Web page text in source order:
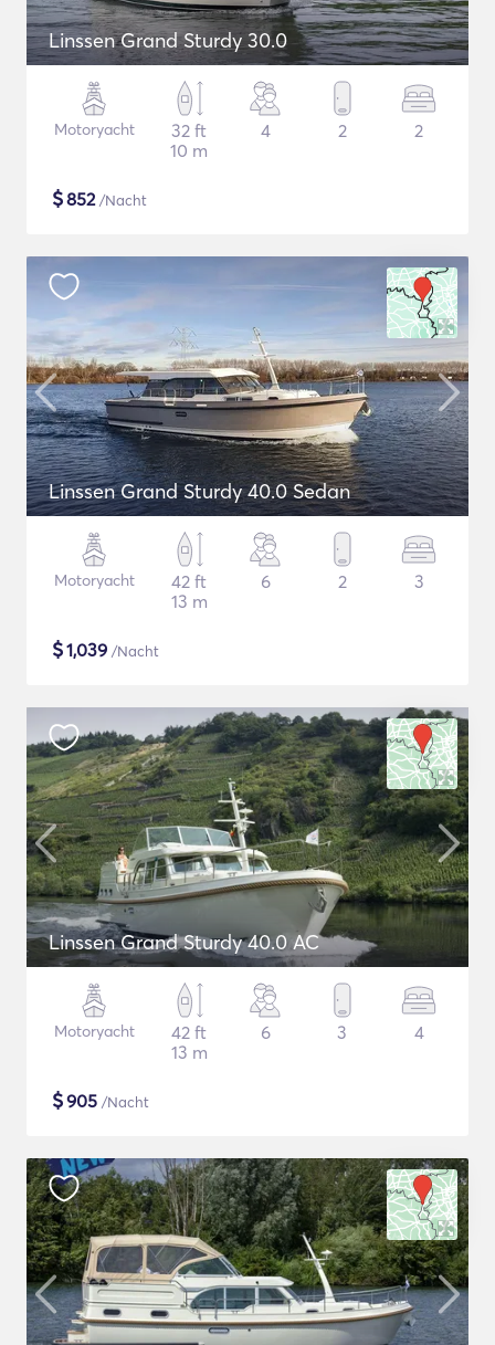
Linssen Grand Sturdy 30.0
Motoryacht
32 ft
10 m
4 2 2
$852/Nacht
Linssen Grand Sturdy 40.0 Sedan
Motoryacht
42 ft
13 m
6 2 3
$1,039 /Nacht
Linssen Grand Sturdy 40.0 AC
Motoryacht
42 ft
13 m
6 3 4
$905 /Nacht